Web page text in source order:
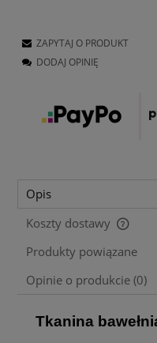
ZAPYTAJ O PRODUKT
DODAJ OPINIĘ
Opis
Koszty dostawy
Cena nie zawiera
Produkty powiązane
Opinie o produkcie (0)
Tkanina